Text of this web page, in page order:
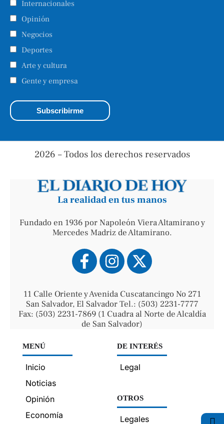
Internacionales
Opinión
Negocios
Deportes
Arte y cultura
Gente y empresa
2026 – Todos los derechos reservados
La realidad en tus manos
Fundado en 1936 por Napoleón Viera Altamirano y
Mercedes Madriz de Altamirano.
11 Calle Oriente y Avenida Cuscatancingo No 271
San Salvador, El Salvador Tel.: (503) 2231-7777
Fax: (503) 2231-7869 (1 Cuadra al Norte de Alcaldía
de San Salvador)
MENÚ
Inicio
Noticias
Opinión
Economía
DE INTERÉS
Legal
OTROS
Legales